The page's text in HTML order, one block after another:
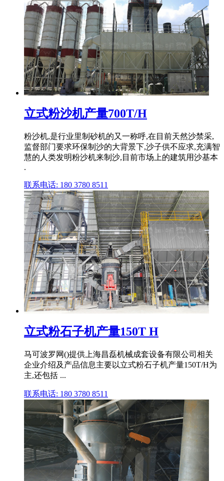
立式粉沙机产量700T/H
粉沙机,是行业里制砂机的又一称呼,在目前天然沙禁采,
监督部门要求环保制沙的大背景下,沙子供不应求,充满智
慧的人类发明粉沙机来制沙,目前市场上的建筑用沙基本
.
联系电话: 180 3780 8511
立式粉石子机产量150T H
马可波罗网()提供上海昌磊机械成套设备有限公司相关
企业介绍及产品信息主要以立式粉石子机产量150T/H为
主,还包括 ...
联系电话: 180 3780 8511